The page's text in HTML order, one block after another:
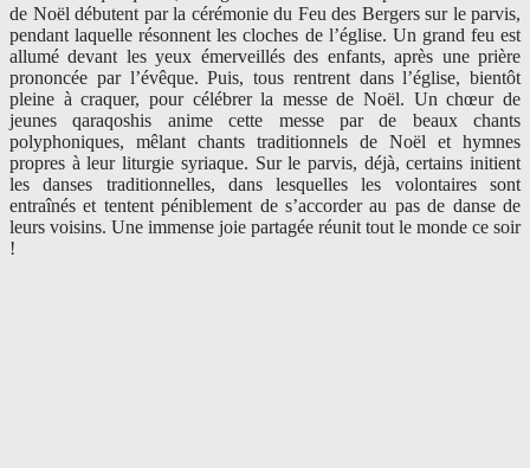
de Noël débutent par la cérémonie du Feu des Bergers sur le parvis,
pendant laquelle résonnent les cloches de l’église. Un grand feu est
allumé devant les yeux émerveillés des enfants, après une prière
prononcée par l’évêque. Puis, tous rentrent dans l’église, bientôt
pleine à craquer, pour célébrer la messe de Noël. Un chœur de
jeunes qaraqoshis anime cette messe par de beaux chants
polyphoniques, mêlant chants traditionnels de Noël et hymnes
propres à leur liturgie syriaque. Sur le parvis, déjà, certains initient
les danses traditionnelles, dans lesquelles les volontaires sont
entraînés et tentent péniblement de s’accorder au pas de danse de
leurs voisins. Une immense joie partagée réunit tout le monde ce soir
!